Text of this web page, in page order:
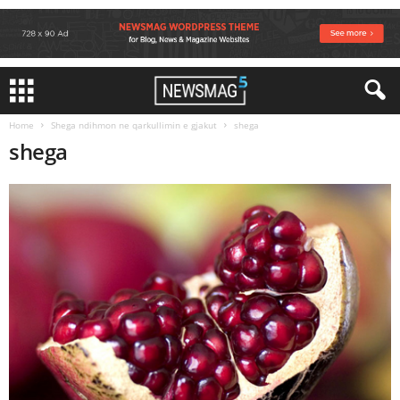
Home Shega ndihmon ne qarkullimin e gjakut shega
shega